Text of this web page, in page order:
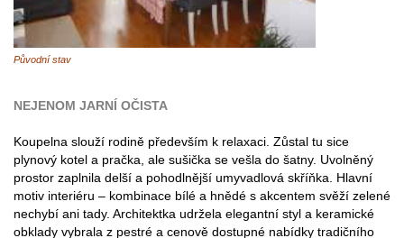
Původní stav
NEJENOM JARNÍ OČISTA
Koupelna slouží rodině především k relaxaci. Zůstal tu sice
plynový kotel a pračka, ale sušička se vešla do šatny. Uvolněný
prostor zaplnila delší a pohodlnější umyvadlová skříňka. Hlavní
motiv interiéru – kombinace bílé a hnědé s akcentem svěží zelené
nechybí ani tady. Architektka udržela elegantní styl a keramické
obklady vybrala z pestré a cenově dostupné nabídky tradičního